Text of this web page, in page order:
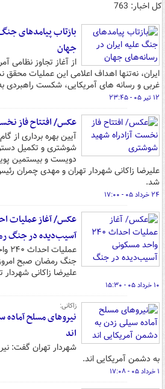
کل اخبار: 763
بازتاب پیامدهای
جهان
از آغاز تجاوز نظامی
ایران، نه‌تنها اهداف اعلامی این عملیات محقق
غربی و رسانه های آمریکایی، شکست راهبردی
۱۲ تیر ۰۵ - ۲۳:۴۵
عکس/ افتتاح فاز
آیین بهره برداری از
شوشتری و تکمیل
دویست و بیستمین
علیرضا زاکانی شهردار تهران و مهدی چمران
شد.
۲۴ خرداد ۰۵ - ۱۷:۰۰
آسیب‌دیده در جنگ
علیرضا زاکانی شهردار
۱۰ خرداد ۰۵ - ۱۵:۳۰
زاکانی:
نیروهای مسلح آماده
اند
شهردار تهران گفت:
به دشمن آمریکایی اند.
۱ خرداد ۰۵ - ۱۷:۰۸